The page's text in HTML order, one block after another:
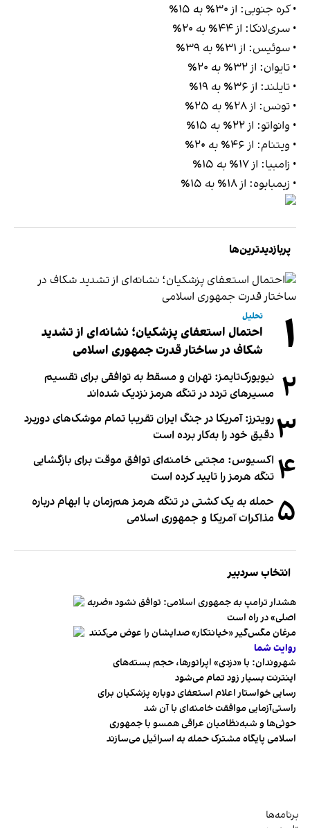
• کره جنوبی: از ۳۰٪ به ۱۵٪
• سری‌لانکا: از ۴۴٪ به ۲۰٪
• سوئیس: از ۳۱٪ به ۳۹٪
• تایوان: از ۳۲٪ به ۲۰٪
• تایلند: از ۳۶٪ به ۱۹٪
• تونس: از ۲۸٪ به ۲۵٪
• وانواتو: از ۲۲٪ به ۱۵٪
• ویتنام: از ۴۶٪ به ۲۰٪
• زامبیا: از ۱۷٪ به ۱۵٪
• زیمبابوه: از ۱۸٪ به ۱۵٪
پربازدیدترین‌ها
۱ تحلیل
احتمال استعفای پزشکیان؛ نشانه‌ای از تشدید
شکاف در ساختار قدرت جمهوری اسلامی
۲ نیویورک‌تایمز: تهران و مسقط به توافقی برای تقسیم
مسیرهای تردد در تنگه هرمز نزدیک شده‌اند
۳رویترز: آمریکا در جنگ ایران تقریبا تمام موشک‌های دوربرد
دقیق خود را به‌کار برده است
۴ اکسیوس: مجتبی خامنه‌ای توافق موقت برای بازگشایی
تنگه هرمز را تایید کرده است
۵ حمله به یک کشتی در تنگه هرمز هم‌زمان با ابهام درباره
مذاکرات آمریکا و جمهوری اسلامی
انتخاب سردبیر
هشدار ترامپ به جمهوری اسلامی: توافق نشود «ضربه
اصلی» در راه است
مرغان مگس‌گیر «خیانتکار» صدایشان را عوض می‌کنند
روایت شما
شهروندان:‌ با «دزدی» اپراتورها، حجم بسته‌های
اینترنت بسیار زود تمام می‌شود
رسایی خواستار اعلام استعفای دوباره پزشکیان برای
راستی‌آزمایی موافقت خامنه‌ای با آن شد
حوثی‌ها و شبه‌نظامیان عراقی همسو با جمهوری
اسلامی پایگاه مشترک حمله به اسرائیل می‌سازند
برنامه‌ها